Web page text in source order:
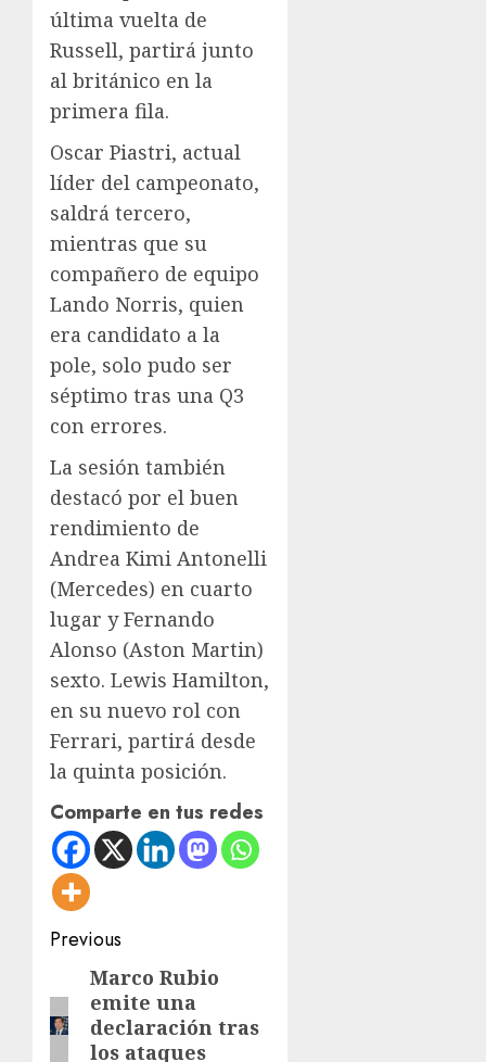
última vuelta de
Russell, partirá junto
al británico en la
primera fila.
Oscar Piastri, actual
líder del campeonato,
saldrá tercero,
mientras que su
compañero de equipo
Lando Norris, quien
era candidato a la
pole, solo pudo ser
séptimo tras una Q3
con errores.
La sesión también
destacó por el buen
rendimiento de
Andrea Kimi Antonelli
(Mercedes) en cuarto
lugar y Fernando
Alonso (Aston Martin)
sexto. Lewis Hamilton,
en su nuevo rol con
Ferrari, partirá desde
la quinta posición.
Comparte en tus redes
Post
navigation
Previous
Previous
post:
Marco Rubio
emite una
declaración tras
los ataques